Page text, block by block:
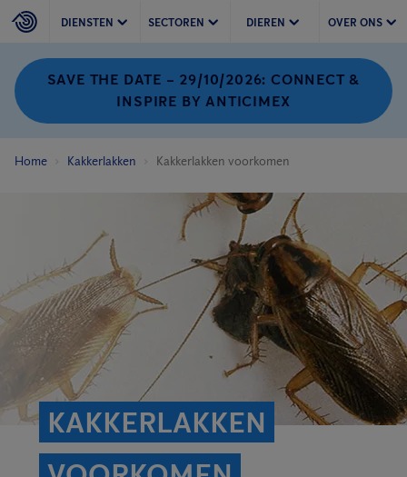
DIENSTEN SECTOREN DIEREN OVER ONS
SAVE THE DATE – 29/10/2026: CONNECT &
INSPIRE BY ANTICIMEX
Home Kakkerlakken Kakkerlakken voorkomen
KAKKERLAKKEN